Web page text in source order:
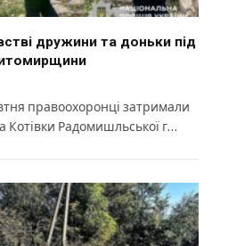
дружини та доньки під
правоохоронці затримали
Котівки Радомишльської г…